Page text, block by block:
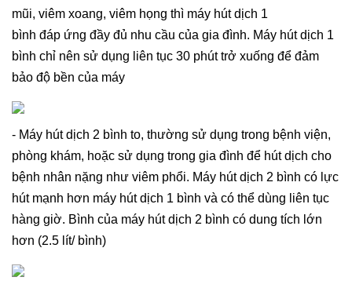
mũi, viêm xoang, viêm họng thì máy hút dịch 1
bình đáp ứng đầy đủ nhu cầu của gia đình. Máy hút dịch 1
bình chỉ nên sử dụng liên tục 30 phút trở xuống để đảm
bảo độ bền của máy
- Máy hút dịch 2 bình to, thường sử dụng trong bệnh viện,
phòng khám, hoặc sử dụng trong gia đình để hút dịch cho
bệnh nhân nặng như viêm phổi. Máy hút dịch 2 bình có lực
hút mạnh hơn máy hút dịch 1 bình và có thể dùng liên tục
hàng giờ. Bình của máy hút dịch 2 bình có dung tích lớn
hơn (2.5 lít/ bình)